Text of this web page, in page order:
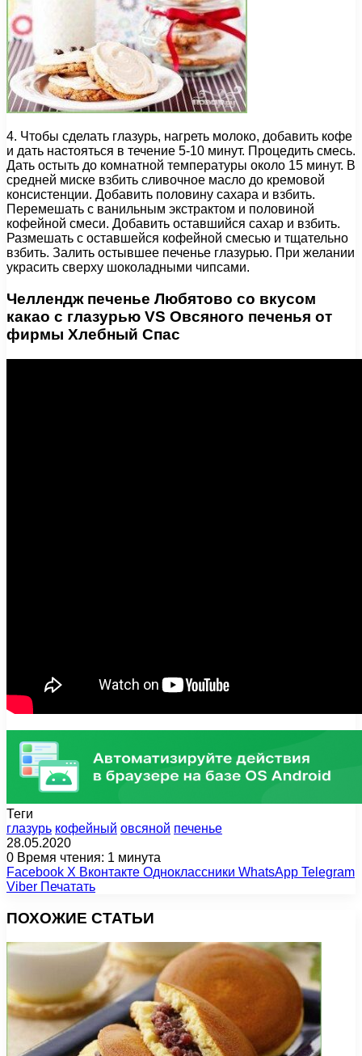
4. Чтобы сделать глазурь, нагреть молоко, добавить кофе
и дать настояться в течение 5-10 минут. Процедить смесь.
Дать остыть до комнатной температуры около 15 минут. В
средней миске взбить сливочное масло до кремовой
консистенции. Добавить половину сахара и взбить.
Перемешать с ванильным экстрактом и половиной
кофейной смеси. Добавить оставшийся сахар и взбить.
Размешать с оставшейся кофейной смесью и тщательно
взбить. Залить остывшее печенье глазурью. При желании
украсить сверху шоколадными чипсами.
Челлендж печенье Любятово со вкусом
какао с глазурью VS Овсяного печенья от
фирмы Хлебный Спас
Теги
глазурь кофейный овсяной печенье
28.05.2020
0 Время чтения: 1 минута
Facebook X Вконтакте Одноклассники WhatsApp Telegram
Viber Печатать
ПОХОЖИЕ СТАТЬИ